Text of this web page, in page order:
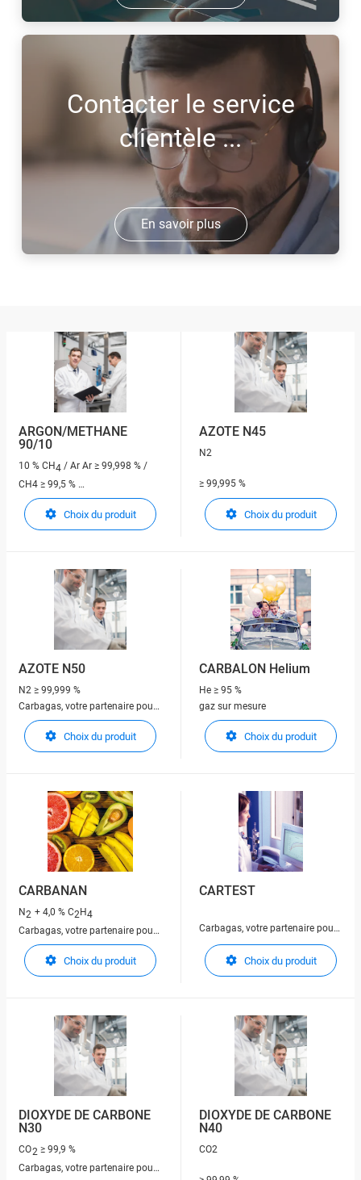
Contacter le service
clientèle ...
En savoir plus
ARGON/METHANE
90/10
10 % CH4 / Ar Ar ≥ 99,998 % /
CH4 ≥ 99,5 %
Carbagas, votre partenaire pour
les gaz techniquesChoix du produit
AZOTE N45
N2
≥ 99,995 %
Carbagas, votre partenaire pour
les gaz techniquesChoix du produit
AZOTE N50
N2 ≥ 99,999 %
Carbagas, votre partenaire pour
les gaz techniques
Choix du produit
CARBALON Helium
He ≥ 95 %
gaz sur mesure
Choix du produit
CARBANAN
N2+ 4,0 % C2H4
Carbagas, votre partenaire pour
les gaz techniques
Choix du produit
CARTEST
Carbagas, votre partenaire pour
les gaz techniques
Choix du produit
DIOXYDE DE CARBONE
N30
CO2 ≥ 99,9 %
Carbagas, votre partenaire pour
DIOXYDE DE CARBONE
N40
CO2